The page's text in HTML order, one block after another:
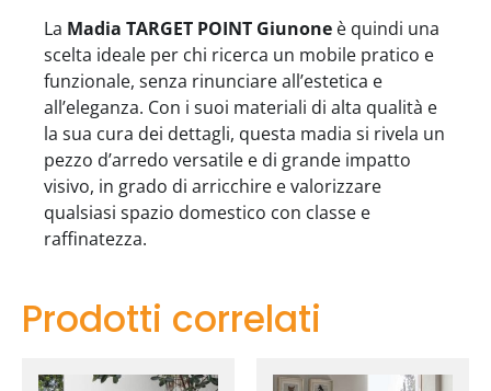
La Madia TARGET POINT Giunone è quindi una
scelta ideale per chi ricerca un mobile pratico e
funzionale, senza rinunciare all’estetica e
all’eleganza. Con i suoi materiali di alta qualità e
la sua cura dei dettagli, questa madia si rivela un
pezzo d’arredo versatile e di grande impatto
visivo, in grado di arricchire e valorizzare
qualsiasi spazio domestico con classe e
raffinatezza.
Prodotti correlati